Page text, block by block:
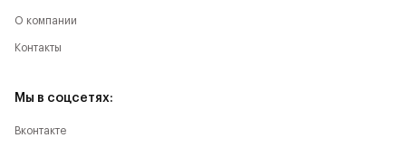
О компании
Контакты
Мы в соцсетях:
Вконтакте